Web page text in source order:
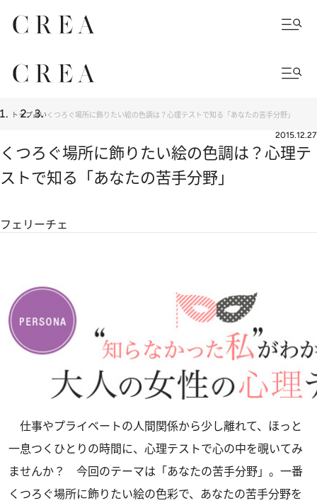
トップ占い くつろぐ場所に飾りたい絵の色調は？心理テストで知る「あなたの苦手分野」
2015.12.27
くつろぐ場所に飾りたい絵の色調は？心理テ
ストで知る「あなたの苦手分野」
フェリーチェ
仕事やプライベートの人間関係から少し離れて、ほっと
一息つくひとりの時間に、心理テストで心の中を覗いてみ
ませんか？ 今回のテーマは「あなたの苦手分野」。一番
くつろぐ場所に飾りたい絵の色彩で、あなたの苦手分野を